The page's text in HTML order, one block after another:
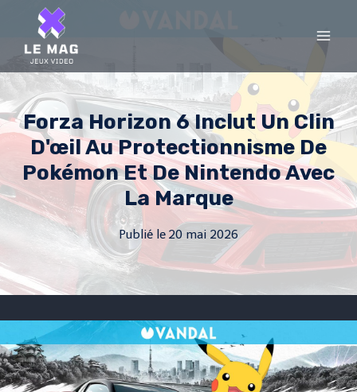
content
Forza Horizon 6 Inclut Un Clin
D'œil Au Protectionnisme De
Pokémon Et De Nintendo Avec
La Marque
Publié le 20 mai 2026